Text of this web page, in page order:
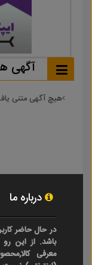
آگهی
هیچ آگهی متنی
درباره ما
باشد. از این رو
معرفی